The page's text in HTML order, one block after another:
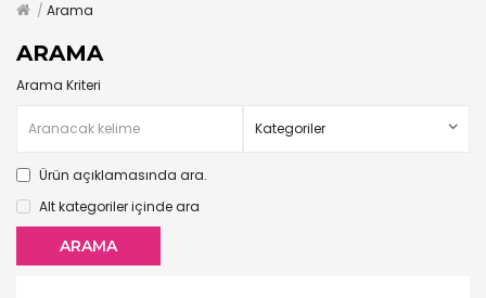
Arama
ARAMA
Arama Kriteri
Ürün açıklamasında ara.
Alt kategoriler içinde ara